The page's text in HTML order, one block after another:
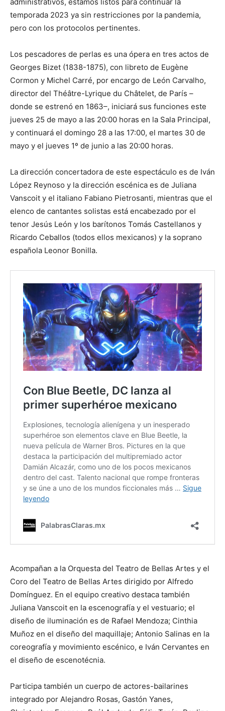
temporada 2023 ya sin restricciones por la pandemia,
pero con los protocolos pertinentes.
Los pescadores de perlas es una ópera en tres actos de
Georges Bizet (1838-1875), con libreto de Eugène
Cormon y Michel Carré, por encargo de León Carvalho,
director del Théâtre-Lyrique du Châtelet, de París –
donde se estrenó en 1863–, iniciará sus funciones este
jueves 25 de mayo a las 20:00 horas en la Sala Principal,
y continuará el domingo 28 a las 17:00, el martes 30 de
mayo y el jueves 1º de junio a las 20:00 horas.
La dirección concertadora de este espectáculo es de Iván
López Reynoso y la dirección escénica es de Juliana
Vanscoit y el italiano Fabiano Pietrosanti, mientras que el
elenco de cantantes solistas está encabezado por el
tenor Jesús León y los barítonos Tomás Castellanos y
Ricardo Ceballos (todos ellos mexicanos) y la soprano
española Leonor Bonilla.
Acompañan a la Orquesta del Teatro de Bellas Artes y el
Coro del Teatro de Bellas Artes dirigido por Alfredo
Domínguez. En el equipo creativo destaca también
Juliana Vanscoit en la escenografía y el vestuario; el
diseño de iluminación es de Rafael Mendoza; Cinthia
Muñoz en el diseño del maquillaje; Antonio Salinas en la
coreografía y movimiento escénico, e Iván Cervantes en
el diseño de escenotécnia.
Participa también un cuerpo de actores-bailarines
integrado por Alejandro Rosas, Gastón Yanes,